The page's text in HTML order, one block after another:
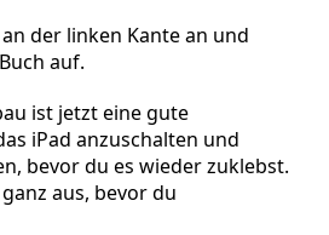
an der linken Kante an und
auf.
ist jetzt eine gute
iPad anzuschalten und
bevor du es wieder zuklebst.
aus, bevor du